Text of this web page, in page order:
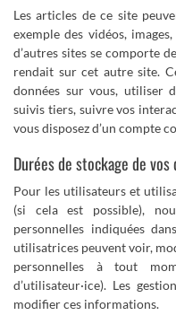
Les articles de ce site
exemple des vidéos,
d’autres sites se comporte
rendait sur cet autre site.
données sur vous, utiliser
suivis tiers, suivre vos
vous disposez d’un compte
Durées de stockage de vos
Pour les utilisateurs et
(si cela est possible),
personnelles indiquées
utilisatrices peuvent voir,
personnelles à tout
d’utilisateur·ice). Les
modifier ces informations.